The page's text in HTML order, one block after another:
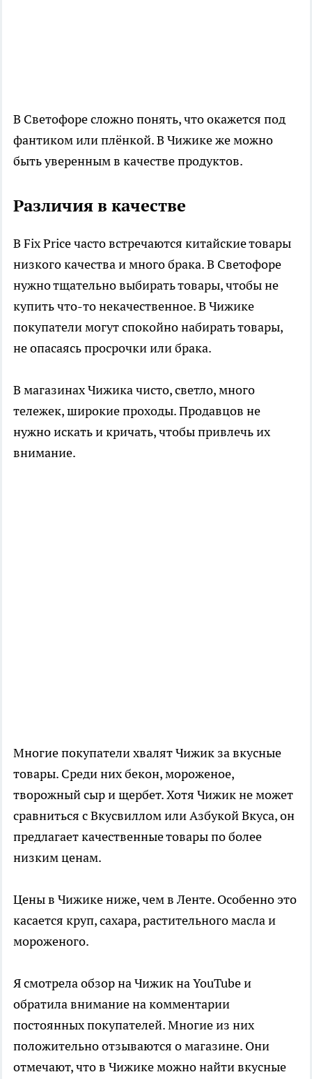
В Светофоре сложно понять, что окажется под
фантиком или плёнкой. В Чижике же можно
быть уверенным в качестве продуктов.
Различия в качестве
В Fix Price часто встречаются китайские товары
низкого качества и много брака. В Светофоре
нужно тщательно выбирать товары, чтобы не
купить что-то некачественное. В Чижике
покупатели могут спокойно набирать товары,
не опасаясь просрочки или брака.
В магазинах Чижика чисто, светло, много
тележек, широкие проходы. Продавцов не
нужно искать и кричать, чтобы привлечь их
внимание.
Многие покупатели хвалят Чижик за вкусные
товары. Среди них бекон, мороженое,
творожный сыр и щербет. Хотя Чижик не может
сравниться с Вкусвиллом или Азбукой Вкуса, он
предлагает качественные товары по более
низким ценам.
Цены в Чижике ниже, чем в Ленте. Особенно это
касается круп, сахара, растительного масла и
мороженого.
Я смотрела обзор на Чижик на YouTube и
обратила внимание на комментарии
постоянных покупателей. Многие из них
положительно отзываются о магазине. Они
отмечают, что в Чижике можно найти вкусные